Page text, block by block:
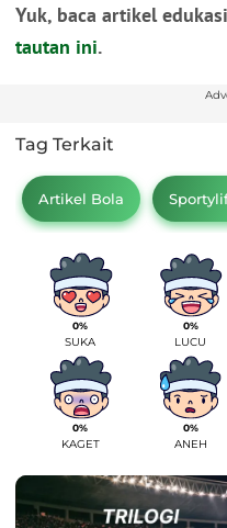
Yuk, baca artikel
tautan ini.
Tag Terkait
Artikel Bola
0%
SUKA
0%
LUCU
0%
KAGET
0%
ANEH